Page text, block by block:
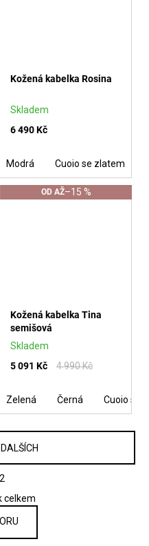
Olivová se stříbrem
Kožená kabelka Rosina
Skladem
6 490 Kč
Modrá Cuoio se zlatem
stříbrem Pudrová
OD AŽ–15 %
Kožená kabelka Tina
semišová
Skladem
5 091 Kč
4 990 Kč
Zelená Černá Cuoio se
2
celkem